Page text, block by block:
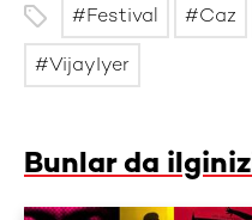
Festival Caz
VijayIyer
Bunlar da